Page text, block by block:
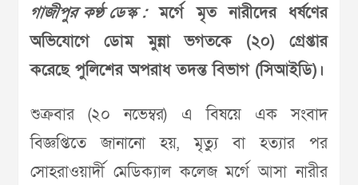
গাজীপুর কণ্ঠ ডেস্ক :মর্গে মৃত নারীদের ধর্ষণের
অভিযোগে ডোম মুন্না ভগতকে (২০) গ্রেপ্তার
করেছে পুলিশের অপরাধ তদন্ত বিভাগ (সিআইডি)।
শুক্রবার (২০ নভেম্বর) এ বিষয়ে এক সংবাদ
বিজ্ঞপ্তিতে জানানো হয়, মৃত্যু বা হত্যার পর
সোহরাওয়ার্দী মেডিক‌্যাল কলেজ মর্গে আসা নারীর